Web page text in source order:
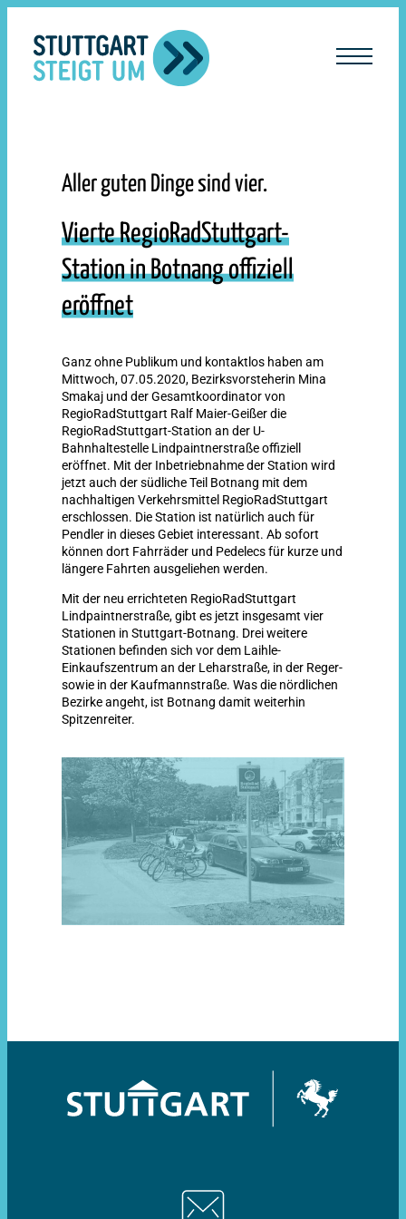
Aller guten Dinge sind vier.
Vierte RegioRadStuttgart-
Station in Botnang offiziell
eröffnet
Ganz ohne Publikum und kontaktlos haben am
Mittwoch, 07.05.2020, Bezirksvorsteherin Mina
Smakaj und der Gesamtkoordinator von
RegioRadStuttgart Ralf Maier-Geißer die
RegioRadStuttgart-Station an der U-
Bahnhaltestelle Lindpaintnerstraße offiziell
eröffnet. Mit der Inbetriebnahme der Station wird
jetzt auch der südliche Teil Botnang mit dem
nachhaltigen Verkehrsmittel RegioRadStuttgart
erschlossen. Die Station ist natürlich auch für
Pendler in dieses Gebiet interessant. Ab sofort
können dort Fahrräder und Pedelecs für kurze und
längere Fahrten ausgeliehen werden.
Mit der neu errichteten RegioRadStuttgart
Lindpaintnerstraße, gibt es jetzt insgesamt vier
Stationen in Stuttgart-Botnang. Drei weitere
Stationen befinden sich vor dem Laihle-
Einkaufszentrum an der Leharstraße, in der Reger-
sowie in der Kaufmannstraße. Was die nördlichen
Bezirke angeht, ist Botnang damit weiterhin
Spitzenreiter.